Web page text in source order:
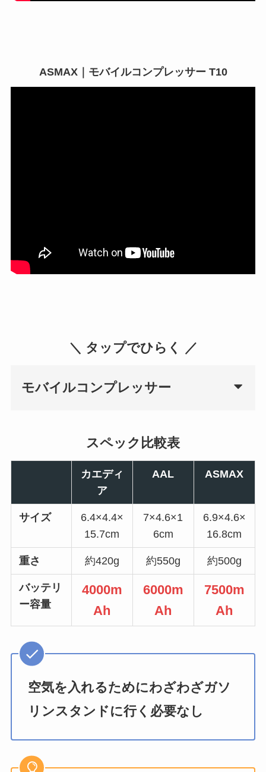
ASMAX｜モバイルコンプレッサー T10
＼ タップでひらく ／
モバイルコンプレッサー
スペック比較表
カエディ
ア
AAL ASMAX
サイズ
6.4×4.4×
15.7cm
7×4.6×1
6cm
6.9×4.6×
16.8cm
重さ 約420g 約550g 約500g
バッテリ
ー容量
4000m
Ah
6000m
Ah
7500m
Ah
空気を入れるためにわざわざガソ
リンスタンドに行く必要なし